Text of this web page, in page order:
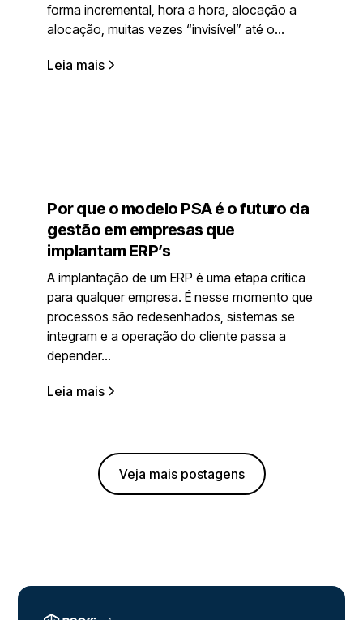
forma incremental, hora a hora, alocação a
alocação, muitas vezes “invisível” até o...
Leia mais
Por que o modelo PSA é o futuro da
gestão em empresas que
implantam ERP’s
A implantação de um ERP é uma etapa crítica
para qualquer empresa. É nesse momento que
processos são redesenhados, sistemas se
integram e a operação do cliente passa a
depender...
Leia mais
Veja mais postagens